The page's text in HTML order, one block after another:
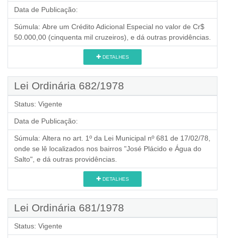
Data de Publicação:
Súmula: Abre um Crédito Adicional Especial no valor de Cr$
50.000,00 (cinquenta mil cruzeiros), e dá outras providências.
DETALHES
Lei Ordinária 682/1978
Status: Vigente
Data de Publicação:
Súmula: Altera no art. 1º da Lei Municipal nº 681 de 17/02/78,
onde se lê localizados nos bairros "José Plácido e Água do
Salto", e dá outras providências.
DETALHES
Lei Ordinária 681/1978
Status: Vigente